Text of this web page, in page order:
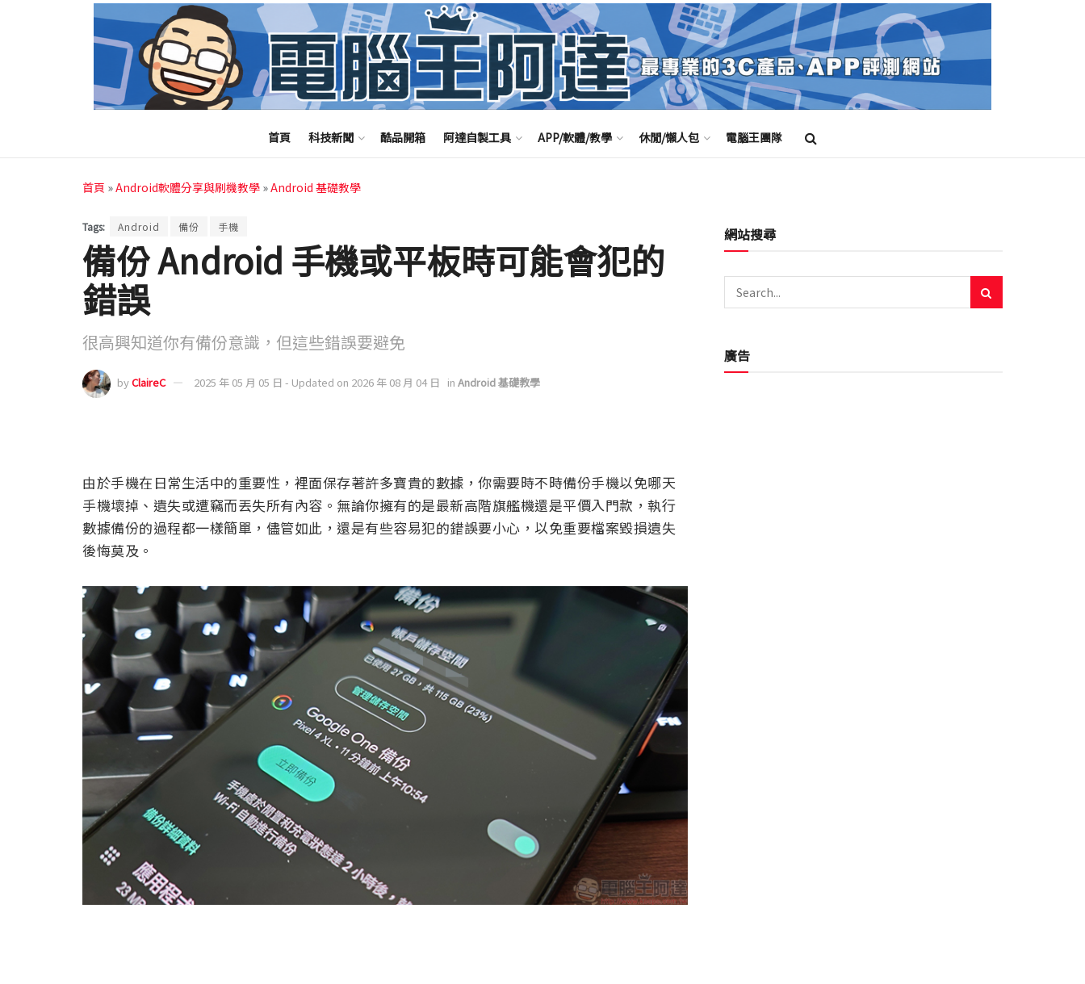
首頁 科技新聞 酷品開箱 阿達自製工具 APP/軟體/教學 休閒/懶人包 電腦王團隊
首頁 »Android軟體分享與刷機教學 »Android 基礎教學
Tags: Android 備份 手機
備份 Android 手機或平板時可能會犯的
錯誤
很高興知道你有備份意識，但這些錯誤要避免
byClaireC 2025 年 05 月 05 日 - Updated on 2026 年 08 月 04 日 in Android 基礎教學
由於手機在日常生活中的重要性，裡面保存著許多寶貴的數據，你需要時不時備份手機以免哪天
手機壞掉、遺失或遭竊而丟失所有內容。無論你擁有的是最新高階旗艦機還是平價入門款，執行
數據備份的過程都一樣簡單，儘管如此，還是有些容易犯的錯誤要小心，以免重要檔案毀損遺失
後悔莫及。
網站搜尋
廣告